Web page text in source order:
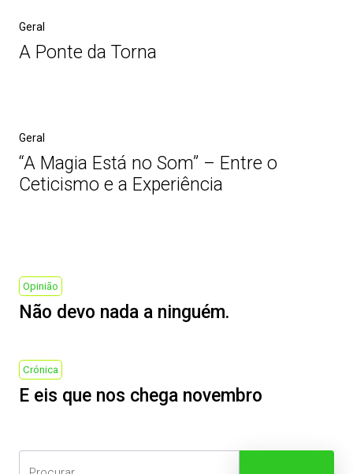
Geral
A Ponte da Torna
Geral
“A Magia Está no Som” – Entre o
Ceticismo e a Experiência
navigation
Previous
Post
Opinião
Não devo nada a ninguém.
Next
Post
Crónica
E eis que nos chega novembro